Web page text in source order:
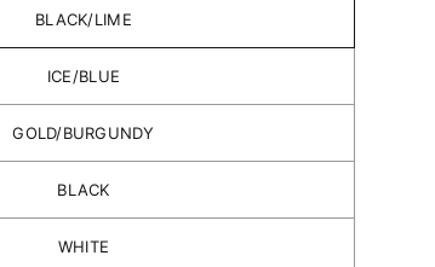
BLACK/LIME
ICE/BLUE
GOLD/BURGUNDY
BLACK
WHITE